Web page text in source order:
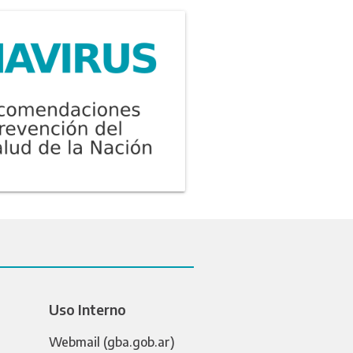
Uso Interno
Webmail (gba.gob.ar)